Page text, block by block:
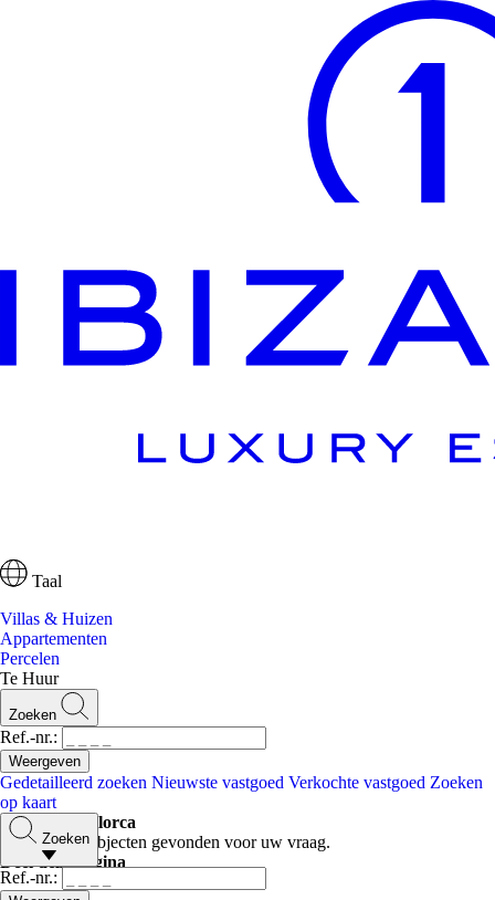
Taal
Villas & Huizen
Appartementen
Percelen
Te Huur
Zoeken
Ref.-nr.:
Gedetailleerd zoeken Nieuwste vastgoed Verkochte vastgoed Zoeken
op kaart
Zoeken
Ref.-nr.:
Te Huur Mallorca
Er zijn geen objecten gevonden voor uw vraag.
Deel deze pagina